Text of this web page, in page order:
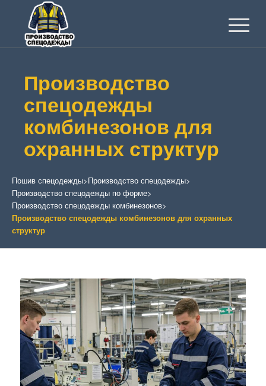
Производство
спецодежды
комбинезонов для
охранных структур
Пошив спецодежды>Производство спецодежды>
Производство спецодежды по форме>
Производство спецодежды комбинезонов>
Производство спецодежды комбинезонов для охранных
структур